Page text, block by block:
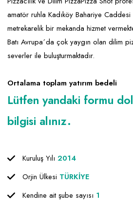
Ev Hizmetleri
Sağlık Güzellik
Turizm - Eğlence
Market FMGC - Katlı Mağaza
Mobilya ve Ev Tekstili
Oyuncak ve Hediyelik
Takı
Yapı Malzemesi - Hırdavat
Gayrimenkul
Gıda ve Sarf Malzemeleri
Güvenlik - Temizlik
Giyim - Aksesuar
Hukuk - Marka - Patent ve
Isıtma - Soğutma ve
Mali Kayıt ve Denetim
Matbaa - Fotoğraf
Mobilya Dekorasyon
amatör ruhla Kadıköy Bahariye
metrekarelik bir mekanda hizmet
Batı Avrupa´da çok yaygın olan dilim
severler ile buluşturmaktadır.
Ortalama toplam yatırım bedeli
Lütfen yandaki formu
bilgisi alınız.
Kuruluş Yılı 2014
Orjin Ülkesi TÜRKİYE
Kendine ait şube sayısı 1